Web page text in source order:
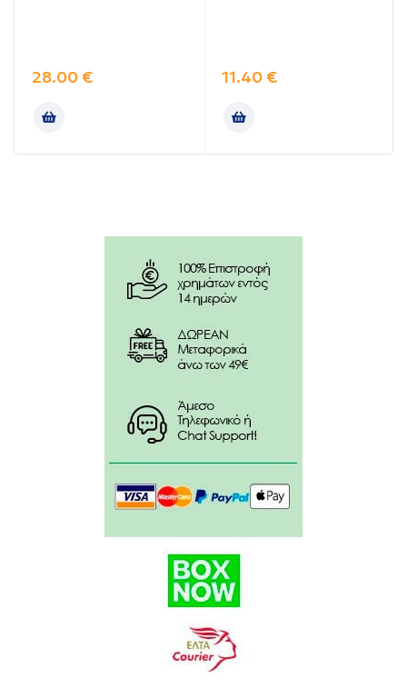
ασβεστίου στο αίμα.
οστών και των δοντιών.
στη φυσιολογική λειτουργία του ανοσοποιητικού
στη φυσιολογική λειτουργία του ανοσοποιητικού
συστήματος και στη φυσιολογική ανάπτυξη των
στη μείωση του κινδύνου πτώσης που συνδέεται
θετικά με την ορθοστατική αστάθεια και τη μυϊκή
28.00 € 11.40 €